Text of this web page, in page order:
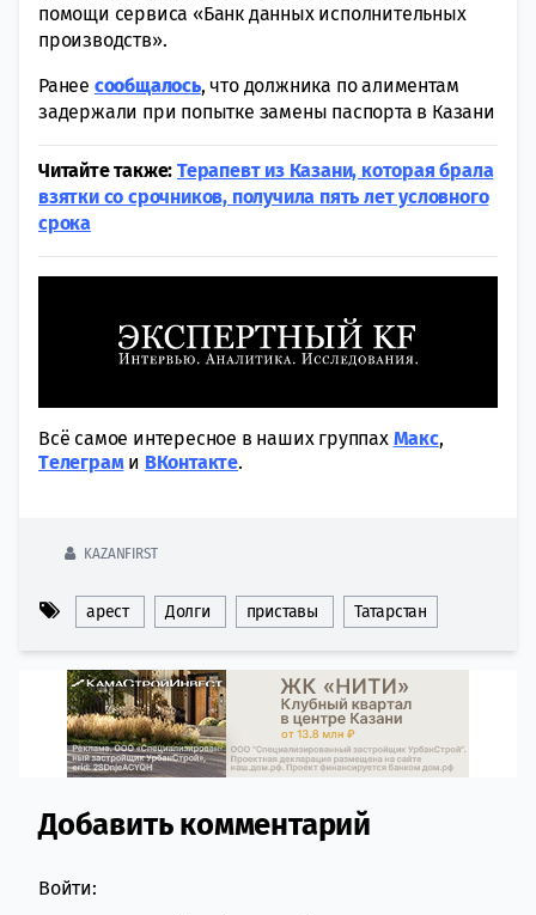
помощи сервиса «Банк данных исполнительных
производств».
Ранее сообщалось, что должника по алиментам
задержали при попытке замены паспорта в Казани
Читайте также:Терапевт из Казани, которая брала
взятки со срочников, получила пять лет условного
срока
Всё самое интересное в наших группах Макс,
Tелеграми ВКонтакте.
KAZANFIRST
арест Долги приставы Татарстан
Comment section
Добавить комментарий
Войти: